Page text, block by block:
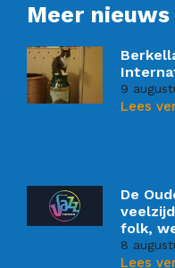
Meer nieuws
9
Lees
De
folk,
8
Lees